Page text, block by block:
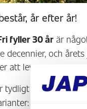
år efter år!
fyller 30 år är
decennier, och
att leverera.
tydligt atteffekten
från vänster